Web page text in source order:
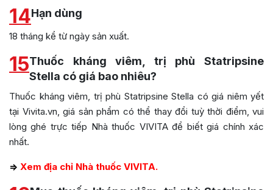
14Hạn dùng
18 tháng kể từ ngày sản xuất.
15Thuốc kháng viêm, trị phù Statripsine
Stella có giá bao nhiêu?
Thuốc kháng viêm, trị phù Statripsine Stella có giá niêm yết
tại Vivita.vn, giá sản phẩm có thể thay đổi tuỳ thời điểm, vui
lòng ghé trực tiếp Nhà thuốc VIVITA để biết giá chính xác
nhất.
=> Xem địa chỉ Nhà thuốc VIVITA.